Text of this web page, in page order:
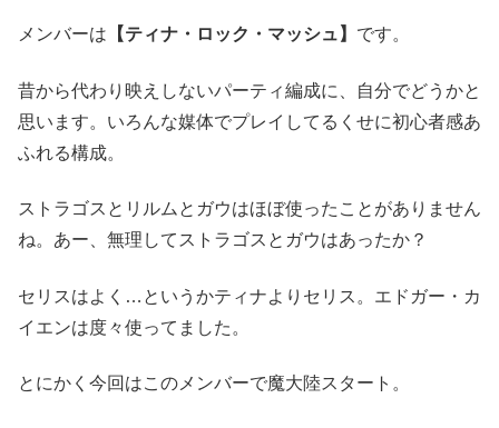
メンバーは 【ティナ・ロック・マッシュ】 です。
昔から代わり映えしないパーティ編成に、自分でどうかと
思います。いろんな媒体でプレイしてるくせに初心者感あ
ふれる構成。
ストラゴスとリルムとガウはほぼ使ったことがありません
ね。あー、無理してストラゴスとガウはあったか？
セリスはよく…というかティナよりセリス。エドガー・カ
イエンは度々使ってました。
とにかく今回はこのメンバーで魔大陸スタート。